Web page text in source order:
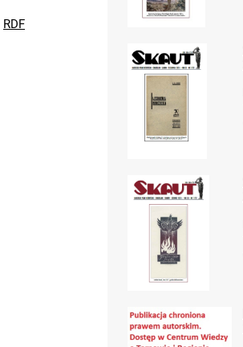
2023, nr 3
2023, nr 4
Skaut. 2024
Skaut. 2025
Skaut. 2026
RDF